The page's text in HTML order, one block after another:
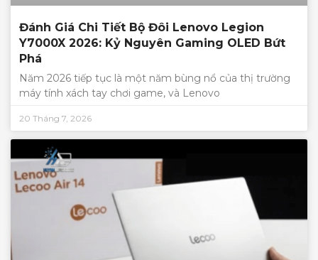
Đánh Giá Chi Tiết Bộ Đôi Lenovo Legion
Y7000X 2026: Kỷ Nguyên Gaming OLED Bứt
Phá
Năm 2026 tiếp tục là một năm bùng nổ của thị trường
máy tính xách tay chơi game, và Lenovo
20 Tháng 7, 2026